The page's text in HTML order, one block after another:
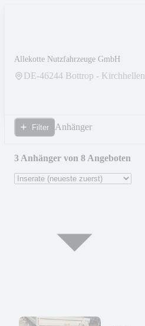
Allekotte Nutzfahrzeuge GmbH
DE-46244 Bottrop - Kirchhellen
Filter Anhänger
3 Anhänger von 8 Angeboten